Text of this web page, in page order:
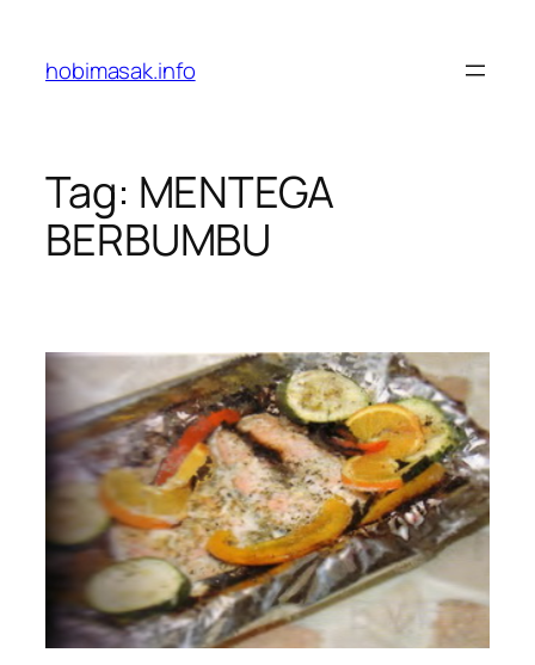
content
hobimasak.info
Tag: MENTEGA
BERBUMBU